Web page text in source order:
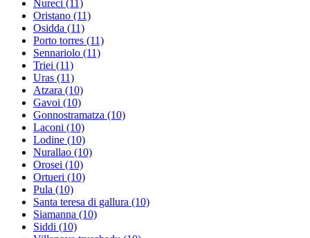
Nureci (11)
Oristano (11)
Osidda (11)
Porto torres (11)
Sennariolo (11)
Triei (11)
Uras (11)
Atzara (10)
Gavoi (10)
Gonnostramatza (10)
Laconi (10)
Lodine (10)
Nurallao (10)
Orosei (10)
Ortueri (10)
Pula (10)
Santa teresa di gallura (10)
Siamanna (10)
Siddi (10)